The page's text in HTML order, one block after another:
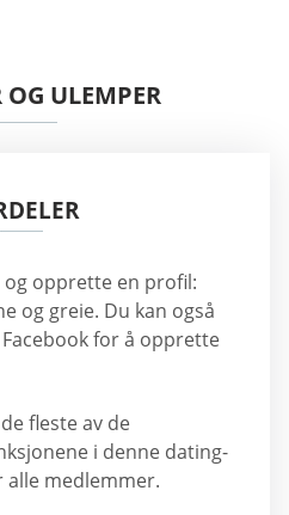
OG ULEMPER
opprette en profil:
og greie. Du kan også
for å opprette
fleste av de
i denne dating-
medlemmer.